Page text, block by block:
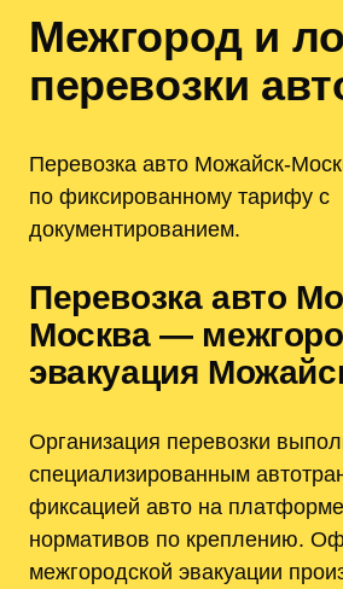
Межгород и
перевозки
Перевозка авто Можайск-
по фиксированному тарифу с
документированием.
Перевозка авто
Москва —
эвакуация
Организация перевозки
специализированным
фиксацией авто на
нормативов по креплению.
межгородской эвакуации